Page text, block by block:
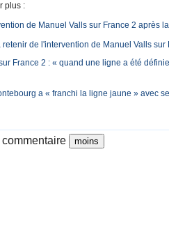
plus :
de Manuel Valls sur France 2 après
retenir de l'intervention de Manuel Valls sur
France 2 : « quand une ligne a été
a « franchi la ligne jaune » avec
commentaire